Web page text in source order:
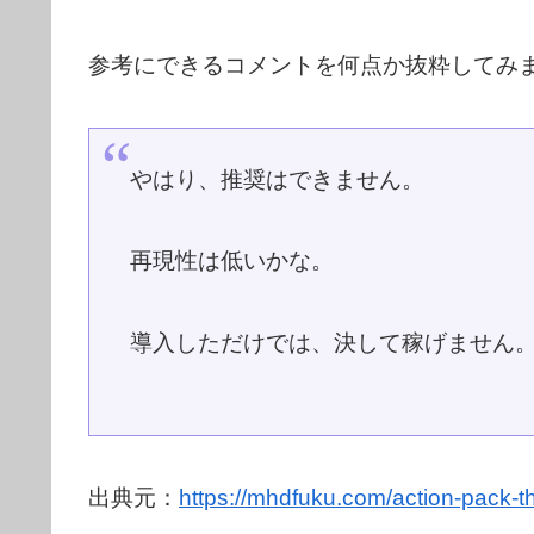
参考にできるコメントを何点か抜粋してみ
やはり、推奨はできません。
再現性は低いかな。
導入しただけでは、決して稼げません。
出典元： https://mhdfuku.com/action-pack-